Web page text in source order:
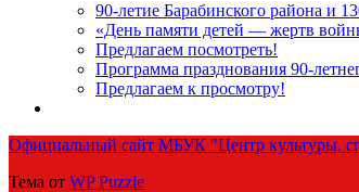
90-летие Барабинского района и
«День памяти детей — жертв
Предлагаем посмотреть!
Программа празднования 90-
Предлагаем к просмотру!
Официальный сайт МБУК "Центр культуры,
Тема от WP Puzzle